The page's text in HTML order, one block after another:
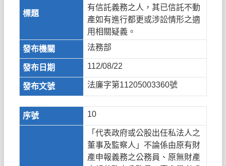
有信託義務之人，其已信託不動
產如有進行都更或涉訟情形之適
用相關疑義。
法務部
112/08/22
法廉字第11205003360號
10
「代表政府或公股出任私法人之
董事及監察人」不論係由原有財
產申報義務之公務員、原無財產